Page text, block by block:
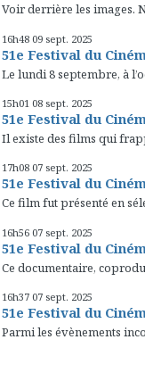
Voir derrière les images.
16h48 09 sept. 2025
51e Festival du
Le lundi 8 septembre, à
15h01 08 sept. 2025
51e Festival du
Il existe des films qui
17h08 07 sept. 2025
51e Festival du
Ce film fut présenté en
16h56 07 sept. 2025
51e Festival du
Ce documentaire,
16h37 07 sept. 2025
51e Festival du
Parmi les évènements